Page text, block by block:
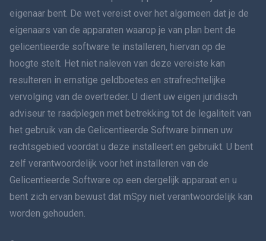
हिंदी
עברית
Română
Ελληνικά
Tiếng Việt
繁體中文
eigenaar bent. De wet vereist over het algemeen dat je de
eigenaars van de apparaten waarop je van plan bent de
gelicentieerde software te installeren, hiervan op de
hoogte stelt. Het niet naleven van deze vereiste kan
resulteren in ernstige geldboetes en strafrechtelijke
vervolging van de overtreder. U dient uw eigen juridisch
adviseur te raadplegen met betrekking tot de legaliteit van
het gebruik van de Gelicentieerde Software binnen uw
rechtsgebied voordat u deze installeert en gebruikt. U bent
zelf verantwoordelijk voor het installeren van de
Gelicentieerde Software op een dergelijk apparaat en u
bent zich ervan bewust dat mSpy niet verantwoordelijk kan
worden gehouden.